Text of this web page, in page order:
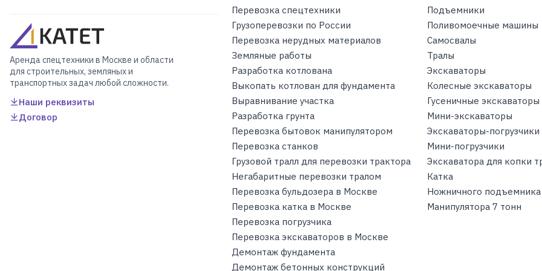
Аренда спецтехники в Москве и области
для строительных, земляных и
транспортных задач любой сложности.
Наши реквизиты
Договор
Перевозка спецтехники
Грузоперевозки по России
Перевозка нерудных материалов
Земляные работы
Разработка котлована
Выкопать котлован для фундамента
Выравнивание участка
Разработка грунта
Перевозка бытовок манипулятором
Перевозка станков
Грузовой тралл для перевозки трактора
Негабаритные перевозки тралом
Перевозка бульдозера в Москве
Перевозка катка в Москве
Перевозка погрузчика
Перевозка экскаваторов в Москве
Демонтаж фундамента
Демонтаж бетонных конструкций
Подъемники
Поливомоечные машины
Самосвалы
Тралы
Экскаваторы
Колесные экскаваторы
Гусеничные экскаваторы
Мини-экскаваторы
Экскаваторы-погрузчики
Мини-погрузчики
Экскаватора для копки
Катка
Ножничного подъемника
Манипулятора 7 тонн